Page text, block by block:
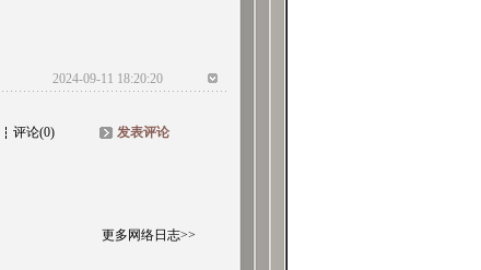
2024-09-11 18:20:20
评论(0) 发表评论
更多网络日志>>